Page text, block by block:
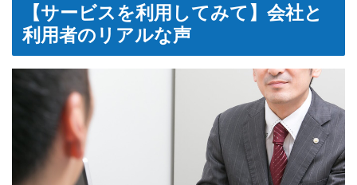
【サービスを利用してみて】会社と
利用者のリアルな声